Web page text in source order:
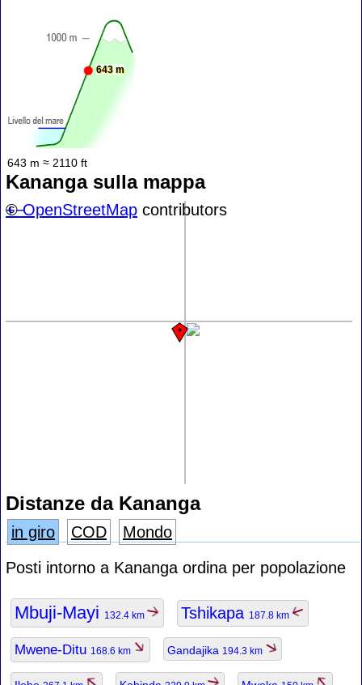
643 m
643 m ≈ 2110 ft
Kananga sulla mappa
+−
©OpenStreetMap contributors
Distanze da Kananga
in giro COD
Mondo
Posti intorno a Kananga ordina per popolazione
Mbuji-Mayi 132.4 km Tshikapa 187.8 km
Mwene-Ditu 168.6 km Gandajika 194.3 km